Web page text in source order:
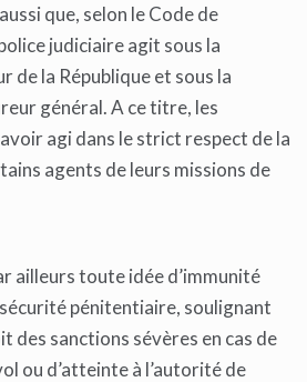
que, selon le Code de
judiciaire agit sous la
de la République et sous la
général. A ce titre, les
agi dans le strict respect de la
agents de leurs missions de
ailleurs toute idée d’immunité
pénitentiaire, soulignant
des sanctions sévères en cas de
ou d’atteinte à l’autorité de